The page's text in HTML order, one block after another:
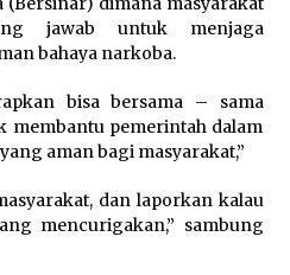
Disambut Hangat di
Ali: Karya dan
Masih Dirasakan
2026
Cepat Aduan Warga, Wali
Bantu Bedah Rumah
Korban Bencana, Salurkan
jawab untuk menjaga
bahaya narkoba.
bisa bersama – sama
membantu pemerintah dalam
aman bagi masyarakat,”
dan laporkan kalau
mencurigakan,” sambung